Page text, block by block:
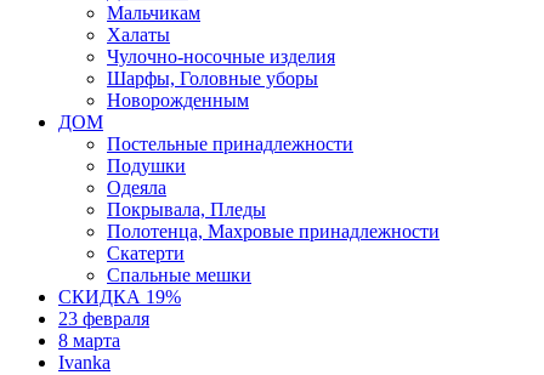
Мальчикам
Халаты
Чулочно-носочные изделия
Шарфы, Головные уборы
Новорожденным
ДОМ
Постельные принадлежности
Подушки
Одеяла
Покрывала, Пледы
Полотенца, Махровые принадлежности
Скатерти
Спальные мешки
СКИДКА 19%
23 февраля
8 марта
Ivanka